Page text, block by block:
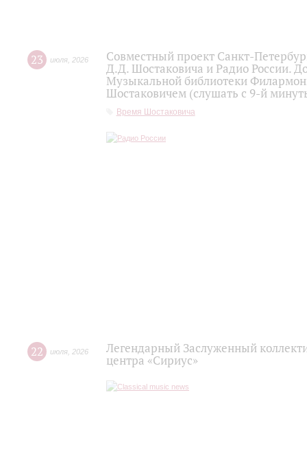
23 июля 2026
Совместный проект Санкт-
Д.Д. Шостаковича и Радио России.
Музыкальной библиотеки
Шостаковичем (слушать с 9-й
Время Шостаковича
22 июля 2026
Легендарный Заслуженный
центра «Сириус»